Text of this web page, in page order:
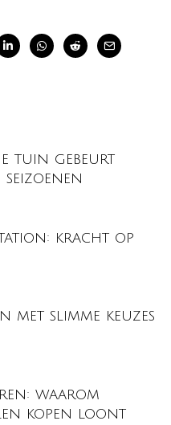
tuin gebeurt
kracht op
met slimme keuzes
waarom
kopen loont